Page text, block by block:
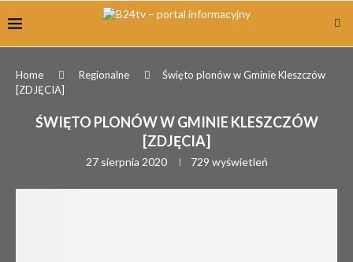
Home Regionalne
Święto plonów w Gminie Kleszczów
[ZDJĘCIA]
ŚWIĘTO PLONÓW W GMINIE KLESZCZÓW
[ZDJĘCIA]
27 sierpnia 2020 729 wyświetleń